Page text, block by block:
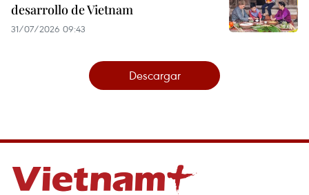
desarrollo de Vietnam
31/07/2026 09:43
Descargar